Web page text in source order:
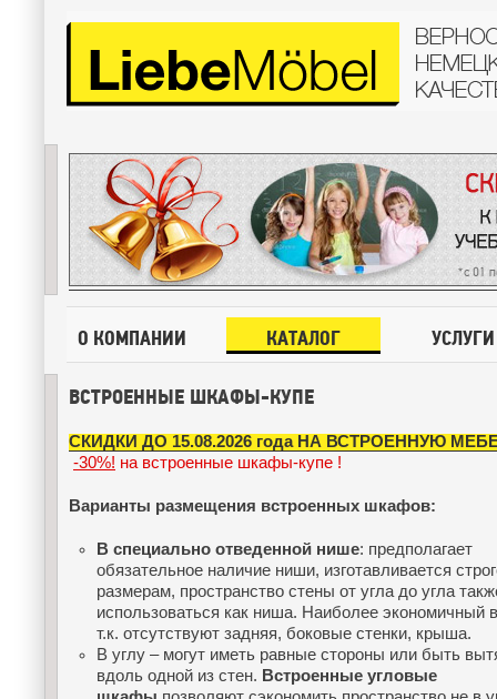
О КОМПАНИИ КАТАЛОГ УСЛУГИ
ВСТРОЕННЫЕ ШКАФЫ-КУПЕ
СКИДКИ ДО 15.08.2026 года НА ВСТРОЕННУЮ
-30%! на встроенные шкафы-купе !
Варианты размещения встроенных шкафов:
В специально отведенной нише: предполагает
обязательное наличие ниши, изготавливается
размерам, пространство стены от угла до угла
использоваться как ниша. Наиболее экономичный
т.к. отсутствуют задняя, боковые стенки, крыша.
В углу – могут иметь равные стороны или быть
вдоль одной из стен. Встроенные угловые